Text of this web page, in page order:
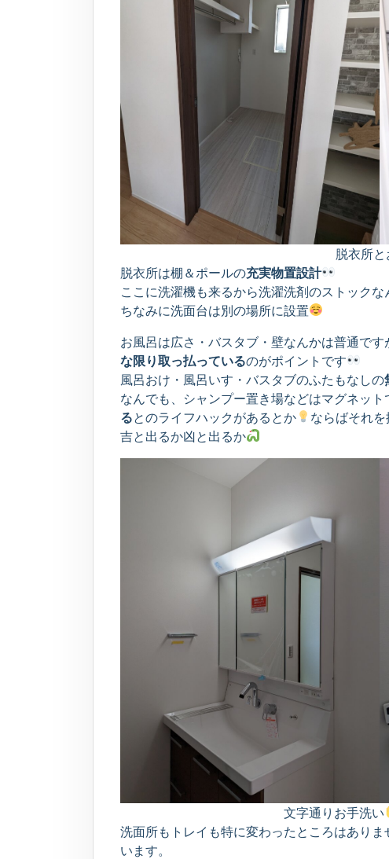
脱衣所と
脱衣所は棚＆ポールの充実物置設計
ここに洗濯機も来るから洗濯洗剤のストック
ちなみに洗面台は別の場所に設置
お風呂は広さ・バスタブ・壁なんかは普通で
な限り取っ払っているのがポイントです
風呂おけ・風呂いす・バスタブのふたもなしの
なんでも、シャンプー置き場などはマグネッ
るとのライフハックがあるとか
ならばそれ
吉と出るか凶と出るか
文字通りお手洗い
洗面所もトレイも特に変わったところはあり
います。